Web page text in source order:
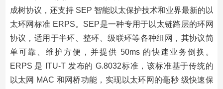
成树协议，还支持 SEP 智能以太保护技术和业界最新的以
太环网标准 ERPS。SEP是一种专用于以太链路层的环网
协议，适用于半环、整环、级联环等各种组网，其协议简
单可靠、维护方便，并提供 50ms 的快速业务倒换。
ERPS 是 ITU-T 发布的 G.8032标准，该标准基于传统的
以太网 MAC 和网桥功能，实现以太环网的毫秒 级快速保